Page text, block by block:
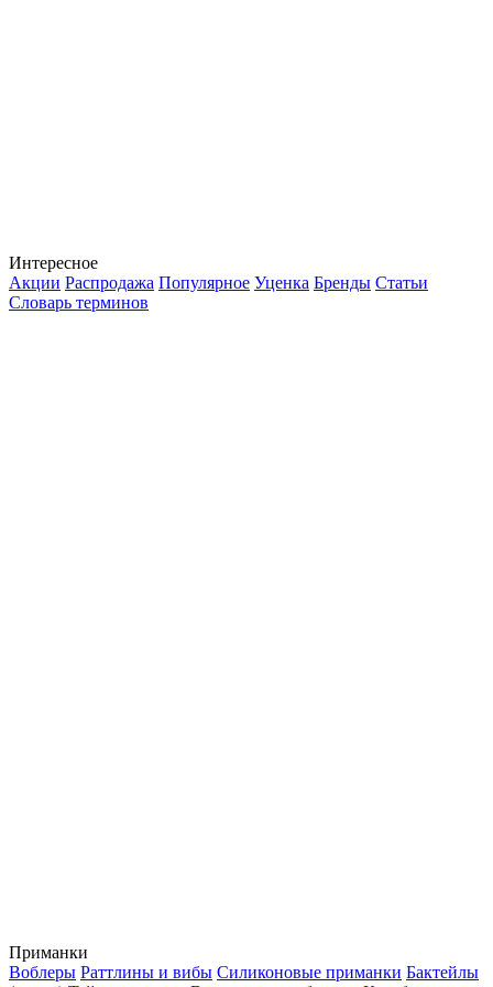
Интересное
Акции Распродажа Популярное Уценка Бренды Статьи
Словарь терминов
Приманки
Воблеры Раттлины и вибы Силиконовые приманки Бактейлы